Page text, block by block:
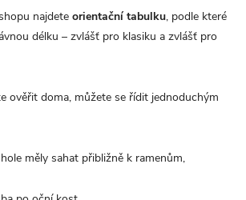
najdete orientační tabulku, podle které
délku – zvlášť pro klasiku a zvlášť pro
ověřit doma, můžete se řídit jednoduchým
měly sahat přibližně k ramenům,